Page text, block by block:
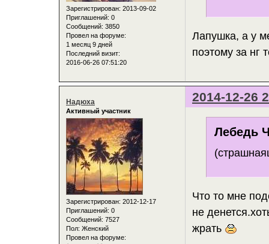
Зарегистрирован: 2013-09-02
Приглашений: 0
Сообщений: 3850
Провел на форуме:
1 месяц 9 дней
Последний визит:
2016-06-26 07:51:20
Лапушка, а у
поэтому за нг
2014-12-26
Надюха
Активный участник
Зарегистрирован: 2012-12-17
Приглашений: 0
Сообщений: 7527
Пол: Женский
Провел на форуме:
Лебедь
Что то мне
не
жрать